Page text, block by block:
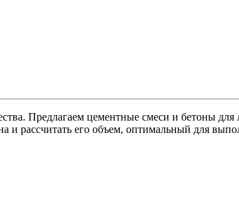
Предлагаем цементные смеси и бетоны
рассчитать его объем, оптимальный для